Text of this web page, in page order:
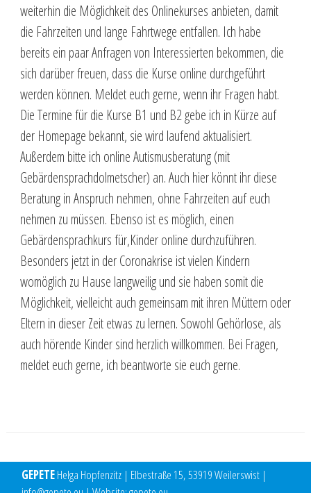
weiterhin die Möglichkeit des Onlinekurses anbieten, damit
die Fahrzeiten und lange Fahrtwege entfallen. Ich habe
bereits ein paar Anfragen von Interessierten bekommen, die
sich darüber freuen, dass die Kurse online durchgeführt
werden können. Meldet euch gerne, wenn ihr Fragen habt.
Die Termine für die Kurse B1 und B2 gebe ich in Kürze auf
der Homepage bekannt, sie wird laufend aktualisiert.
Außerdem bitte ich online Autismusberatung (mit
Gebärdensprachdolmetscher) an. Auch hier könnt ihr diese
Beratung in Anspruch nehmen, ohne Fahrzeiten auf euch
nehmen zu müssen. Ebenso ist es möglich, einen
Gebärdensprachkurs für,Kinder online durchzuführen.
Besonders jetzt in der Coronakrise ist vielen Kindern
womöglich zu Hause langweilig und sie haben somit die
Möglichkeit, vielleicht auch gemeinsam mit ihren Müttern oder
Eltern in dieser Zeit etwas zu lernen. Sowohl Gehörlose, als
auch hörende Kinder sind herzlich willkommen. Bei Fragen,
meldet euch gerne, ich beantworte sie euch gerne.
←Zurück Seite
1 Seite
2
GEPETEHelga Hopfenzitz | Elbestraße 15, 53919 Weilerswist |